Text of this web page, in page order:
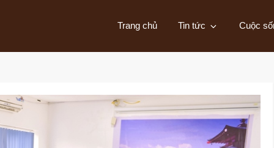
và thảo luận các vấn đề xã hội
Trang chủ Tin tức Cuộc